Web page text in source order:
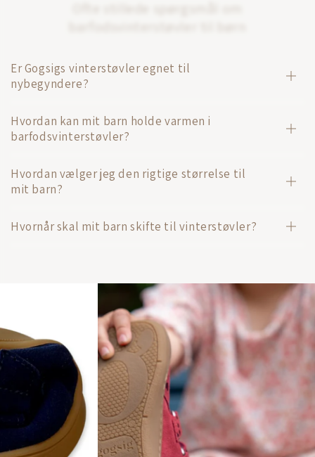
Er Gogsigs vinterstøvler egnet til
nybegyndere?
Hvordan kan mit barn holde varmen i
barfodsvinterstøvler?
Hvordan vælger jeg den rigtige størrelse til
mit barn?
Hvornår skal mit barn skifte til vinterstøvler?